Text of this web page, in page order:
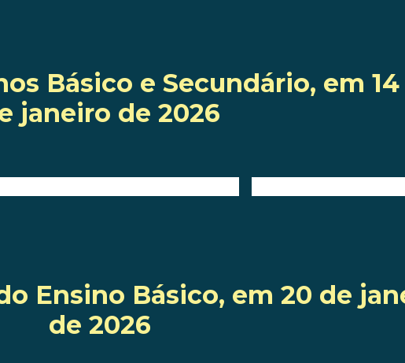
Básico e Secundário, em 14
janeiro de 2026
do Ensino Básico, em 20 de
de 2026